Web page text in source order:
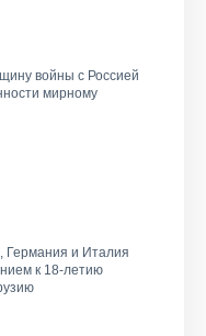
войны с Россией
мирному
Германия и Италия
к 18-летию